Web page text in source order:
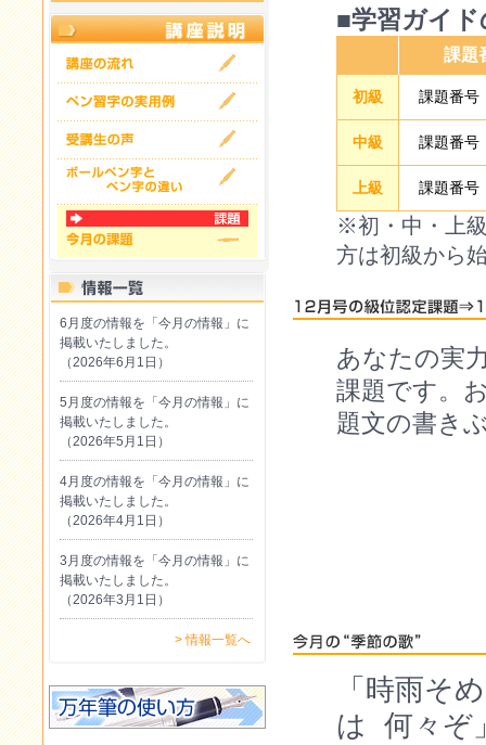
■学習ガイ
課題
初級 課題番号
中級 課題番号
上級 課題番号
※初・中・上
方は初級から
あなたの実
課題です。
題文の書き
「時雨そ
は 何々
6月度の情報を「今月の情報」に
掲載いたしました。
（2026年6月1日）
5月度の情報を「今月の情報」に
掲載いたしました。
（2026年5月1日）
4月度の情報を「今月の情報」に
掲載いたしました。
（2026年4月1日）
3月度の情報を「今月の情報」に
掲載いたしました。
（2026年3月1日）
> 情報一覧へ